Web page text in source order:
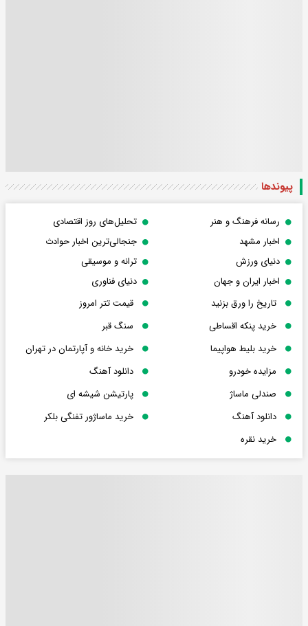
پیوندها
رسانه فرهنگ و هنر
تحلیل‌های روز اقتصادی
اخبار مشهد
جنجالی‌ترین اخبار حوادث
دنیای ورزش
ترانه و موسیقی
اخبار ایران و جهان
دنیای فناوری
تاریخ را ورق بزنید
قیمت تتر امروز
خرید پنکه اقساطی
سنگ قبر
خرید بلیط هواپیما
خرید خانه و آپارتمان در تهران
مزایده خودرو
دانلود آهنگ
صندلی ماساژ
پارتیشن شیشه ای
دانلود آهنگ
خرید ماساژور تفنگی بلکر
خرید نقره